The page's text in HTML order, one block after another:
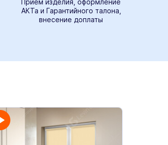
Прием изделия, оформление
АКТа и Гарантийного талона,
внесение доплаты